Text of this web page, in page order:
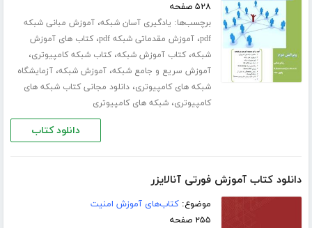
۵۲۸ صفحه
برچسب‌ها: یادگیری آسان شبکه،آموزش مبانی شبکه
pdf،آموزش مقدماتی شبکه pdf ،کتاب های آموزش
شبکه،کتاب آموزش شبکه،کتاب شبکه کامپیوتری،
آموزش سریع و جامع شبکه،آموزش شبکه،آزمایشگاه
شبکه های کامپیوتری،دانلود مجانی کتاب شبکه های
کامپیوتری،شبکه های کامپیوتری
دانلود کتاب
دانلود کتاب آموزش فورتی آنالایزر
موضوع:کتاب‌های آموزش امنیت
۲۵۵ صفحه